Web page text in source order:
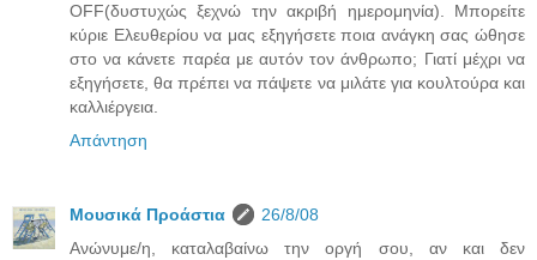
ΟFF(δυστυχώς ξεχνώ την ακριβή ημερομηνία). Μπορείτε
κύριε Ελευθερίου να μας εξηγήσετε ποια ανάγκη σας ώθησε
στο να κάνετε παρέα με αυτόν τον άνθρωπο; Γιατί μέχρι να
εξηγήσετε, θα πρέπει να πάψετε να μιλάτε για κουλτούρα και
καλλιέργεια.
Απάντηση
Μουσικά Προάστια
26/8/08
Ανώνυμε/η, καταλαβαίνω την οργή σου, αν και δεν